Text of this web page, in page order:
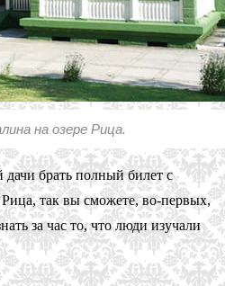
на озере Рица.
брать полный билет с
так вы сможете, во-первых,
за час то, что люди изучали